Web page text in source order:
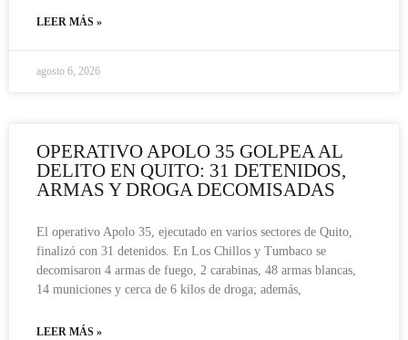
LEER MÁS »
agosto 6, 2026
OPERATIVO APOLO 35 GOLPEA AL
DELITO EN QUITO: 31 DETENIDOS,
ARMAS Y DROGA DECOMISADAS
El operativo Apolo 35, ejecutado en varios sectores de Quito,
finalizó con 31 detenidos. En Los Chillos y Tumbaco se
decomisaron 4 armas de fuego, 2 carabinas, 48 armas blancas,
14 municiones y cerca de 6 kilos de droga; además,
LEER MÁS »